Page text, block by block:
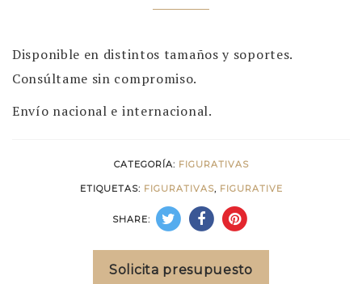
Disponible en distintos tamaños y soportes.
Consúltame sin compromiso.
Envío nacional e internacional.
CATEGORÍA: FIGURATIVAS
ETIQUETAS: FIGURATIVAS, FIGURATIVE
SHARE:
Solicita presupuesto